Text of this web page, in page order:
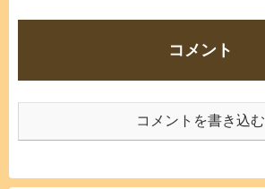
コメント
コメントを書き込む